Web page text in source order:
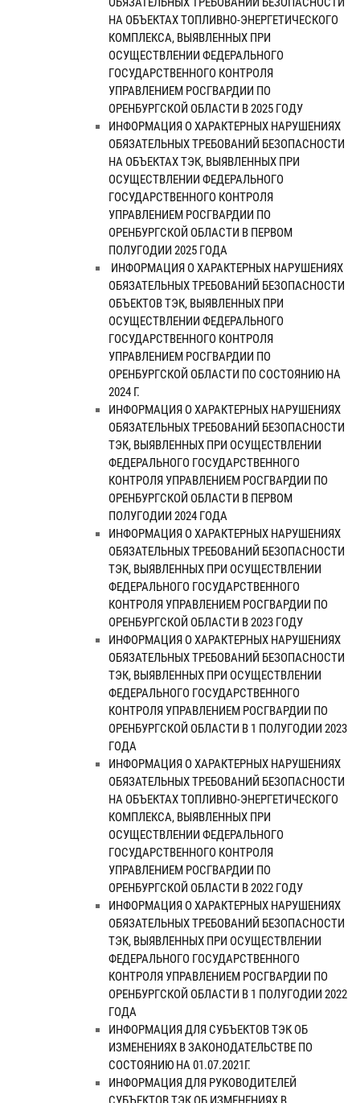
НА ОБЪЕКТАХ ТОПЛИВНО-ЭНЕРГЕТИЧЕСКОГО
КОМПЛЕКСА, ВЫЯВЛЕННЫХ ПРИ
ОСУЩЕСТВЛЕНИИ ФЕДЕРАЛЬНОГО
ГОСУДАРСТВЕННОГО КОНТРОЛЯ
УПРАВЛЕНИЕМ РОСГВАРДИИ ПО
ОРЕНБУРГСКОЙ ОБЛАСТИ В 2025 ГОДУ
ИНФОРМАЦИЯ О ХАРАКТЕРНЫХ НАРУШЕНИЯХ
ОБЯЗАТЕЛЬНЫХ ТРЕБОВАНИЙ БЕЗОПАСНОСТИ
НА ОБЪЕКТАХ ТЭК, ВЫЯВЛЕННЫХ ПРИ
ОСУЩЕСТВЛЕНИИ ФЕДЕРАЛЬНОГО
ГОСУДАРСТВЕННОГО КОНТРОЛЯ
УПРАВЛЕНИЕМ РОСГВАРДИИ ПО
ОРЕНБУРГСКОЙ ОБЛАСТИ В ПЕРВОМ
ПОЛУГОДИИ 2025 ГОДА
​ ИНФОРМАЦИЯ О ХАРАКТЕРНЫХ НАРУШЕНИЯХ
ОБЯЗАТЕЛЬНЫХ ТРЕБОВАНИЙ БЕЗОПАСНОСТИ
ОБЪЕКТОВ ТЭК, ВЫЯВЛЕННЫХ ПРИ
ОСУЩЕСТВЛЕНИИ ФЕДЕРАЛЬНОГО
ГОСУДАРСТВЕННОГО КОНТРОЛЯ
УПРАВЛЕНИЕМ РОСГВАРДИИ ПО
ОРЕНБУРГСКОЙ ОБЛАСТИ ПО СОСТОЯНИЮ НА
2024 Г.
ИНФОРМАЦИЯ О ХАРАКТЕРНЫХ НАРУШЕНИЯХ
ОБЯЗАТЕЛЬНЫХ ТРЕБОВАНИЙ БЕЗОПАСНОСТИ
ТЭК, ВЫЯВЛЕННЫХ ПРИ ОСУЩЕСТВЛЕНИИ
ФЕДЕРАЛЬНОГО ГОСУДАРСТВЕННОГО
КОНТРОЛЯ УПРАВЛЕНИЕМ РОСГВАРДИИ ПО
ОРЕНБУРГСКОЙ ОБЛАСТИ В ПЕРВОМ
ПОЛУГОДИИ 2024 ГОДА
ИНФОРМАЦИЯ О ХАРАКТЕРНЫХ НАРУШЕНИЯХ
ОБЯЗАТЕЛЬНЫХ ТРЕБОВАНИЙ БЕЗОПАСНОСТИ
ТЭК, ВЫЯВЛЕННЫХ ПРИ ОСУЩЕСТВЛЕНИИ
ФЕДЕРАЛЬНОГО ГОСУДАРСТВЕННОГО
КОНТРОЛЯ УПРАВЛЕНИЕМ РОСГВАРДИИ ПО
ОРЕНБУРГСКОЙ ОБЛАСТИ В 2023 ГОДУ
ИНФОРМАЦИЯ О ХАРАКТЕРНЫХ НАРУШЕНИЯХ
ОБЯЗАТЕЛЬНЫХ ТРЕБОВАНИЙ БЕЗОПАСНОСТИ
ТЭК, ВЫЯВЛЕННЫХ ПРИ ОСУЩЕСТВЛЕНИИ
ФЕДЕРАЛЬНОГО ГОСУДАРСТВЕННОГО
КОНТРОЛЯ УПРАВЛЕНИЕМ РОСГВАРДИИ ПО
ОРЕНБУРГСКОЙ ОБЛАСТИ В 1 ПОЛУГОДИИ 2023
ГОДА
ИНФОРМАЦИЯ О ХАРАКТЕРНЫХ НАРУШЕНИЯХ
ОБЯЗАТЕЛЬНЫХ ТРЕБОВАНИЙ БЕЗОПАСНОСТИ
НА ОБЪЕКТАХ ТОПЛИВНО-ЭНЕРГЕТИЧЕСКОГО
КОМПЛЕКСА, ВЫЯВЛЕННЫХ ПРИ
ОСУЩЕСТВЛЕНИИ ФЕДЕРАЛЬНОГО
ГОСУДАРСТВЕННОГО КОНТРОЛЯ
УПРАВЛЕНИЕМ РОСГВАРДИИ ПО
ОРЕНБУРГСКОЙ ОБЛАСТИ В 2022 ГОДУ
ИНФОРМАЦИЯ О ХАРАКТЕРНЫХ НАРУШЕНИЯХ
ОБЯЗАТЕЛЬНЫХ ТРЕБОВАНИЙ БЕЗОПАСНОСТИ
ТЭК, ВЫЯВЛЕННЫХ ПРИ ОСУЩЕСТВЛЕНИИ
ФЕДЕРАЛЬНОГО ГОСУДАРСТВЕННОГО
КОНТРОЛЯ УПРАВЛЕНИЕМ РОСГВАРДИИ ПО
ОРЕНБУРГСКОЙ ОБЛАСТИ В 1 ПОЛУГОДИИ 2022
ГОДА
ИНФОРМАЦИЯ ДЛЯ СУБЪЕКТОВ ТЭК ОБ
ИЗМЕНЕНИЯХ В ЗАКОНОДАТЕЛЬСТВЕ ПО
СОСТОЯНИЮ НА 01.07.2021Г.
ИНФОРМАЦИЯ ДЛЯ РУКОВОДИТЕЛЕЙ